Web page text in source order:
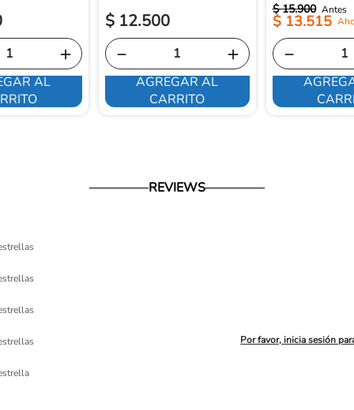
＋
AL
$ 12.500
＋
－
AGREGAR AL
CARRITO
$ 15.900
$ 13.515
－
REVIEWS
Por favor, inicia sesión